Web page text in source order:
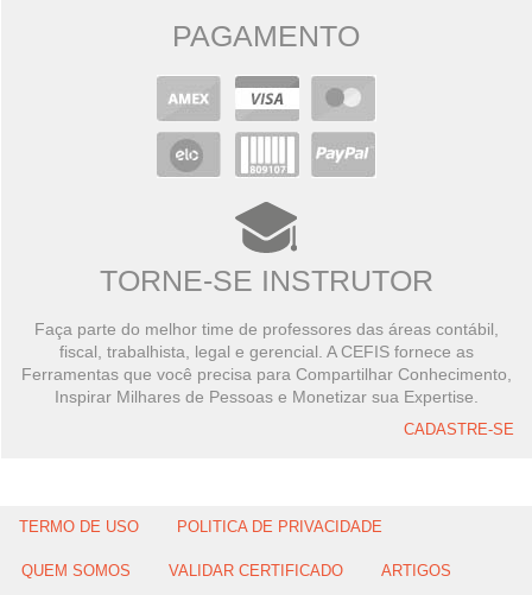
PAGAMENTO
TORNE-SE INSTRUTOR
Faça parte do melhor time de professores das áreas contábil,
fiscal, trabalhista, legal e gerencial. A CEFIS fornece as
Ferramentas que você precisa para Compartilhar Conhecimento,
Inspirar Milhares de Pessoas e Monetizar sua Expertise.
CADASTRE-SE
TERMO DE USO POLITICA DE PRIVACIDADE
QUEM SOMOS VALIDAR CERTIFICADO ARTIGOS